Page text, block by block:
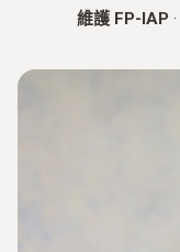
維護 FP-IAP ·